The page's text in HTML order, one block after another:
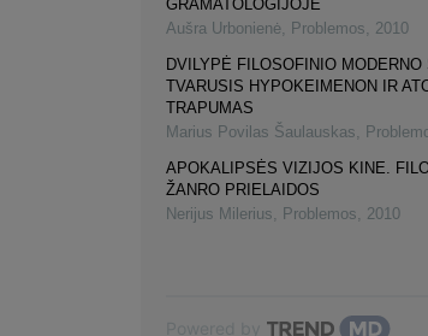
GRAMATOLOGIJOJE
Aušra Urbonienė, Problemos, 2010
DVILYPĖ FILOSOFINIO
TVARUSIS HYPOKEIMENON IR
TRAPUMAS
Marius Povilas Šaulauskas,
APOKALIPSĖS VIZIJOS KINE.
ŽANRO PRIELAIDOS
Nerijus Milerius, Problemos, 2010